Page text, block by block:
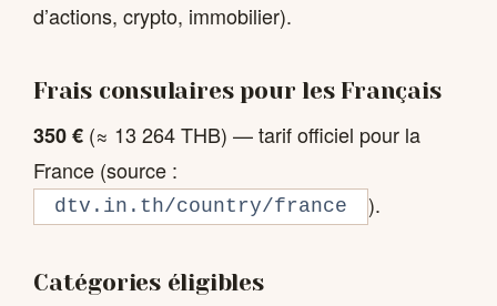
d’actions, crypto, immobilier).
Frais consulaires pour les Français
350 € (≈ 13 264 THB) — tarif officiel pour la
France (source :
dtv.in.th/country/france ).
Catégories éligibles